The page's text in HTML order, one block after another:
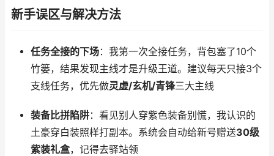
新手误区与解决方法
任务全接的下场：我第一次全接任务，背包塞了10个
竹篓，结果发现主线才是升级王道。建议每天只接3个
支线任务，优先做灵虚/玄机/青锋三大主线
装备比拼陷阱：看见别人穿紫色装备别慌，我认识的
土豪穿白装照样打副本。系统会自动给新号赠送30级
紫装礼盒，记得去驿站领